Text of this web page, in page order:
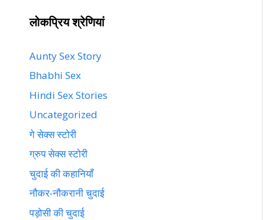
लोकप्रिय श्रेणियां
Aunty Sex Story
Bhabhi Sex
Hindi Sex Stories
Uncategorized
गे सेक्स स्टोरी
ग्रुप सेक्स स्टोरी
चुदाई की कहानियाँ
नौकर-नौकरानी चुदाई
पड़ोसी की चुदाई